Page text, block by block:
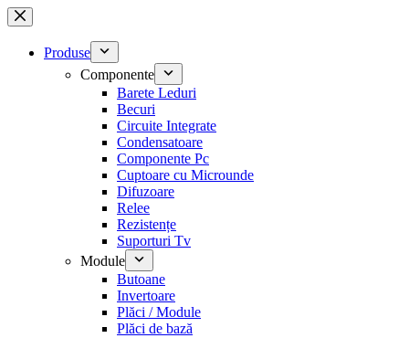
Sari
la
conținutProduse
Componente
Barete Leduri
Becuri
Circuite Integrate
Condensatoare
Componente Pc
Cuptoare cu Microunde
Difuzoare
Relee
Rezistențe
Suporturi Tv
Module
Butoane
Invertoare
Plăci / Module
Plăci de bază